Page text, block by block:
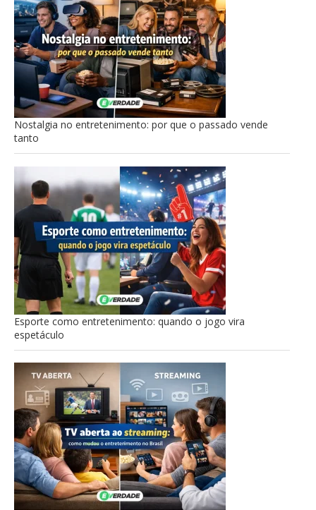
Nostalgia no entretenimento: por que o passado vende
tanto
Esporte como entretenimento: quando o jogo vira
espetáculo